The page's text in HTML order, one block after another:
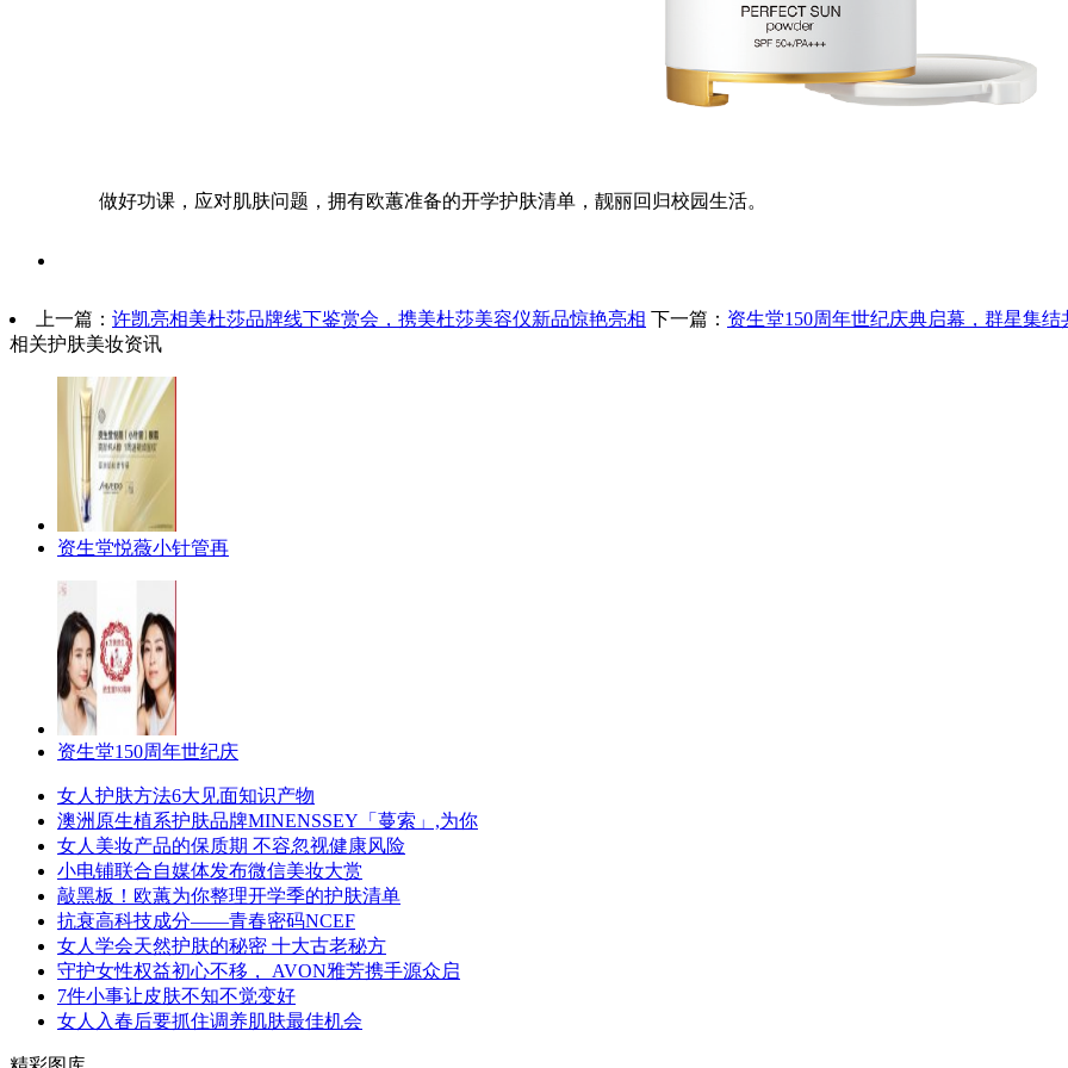
做好功课，应对肌肤问题，拥有欧蕙准备的开学护肤清单，靓丽回归校园生活。
上一篇： 许凯亮相美杜莎品牌线下鉴赏会，携美杜莎美容仪新品惊艳亮相 下一篇： 资生堂150周年世纪庆典启幕，群星集结
相关护肤美妆资讯
资生堂悦薇小针管再
资生堂150周年世纪庆
女人护肤方法6大见面知识产物
澳洲原生植系护肤品牌MINENSSEY「蔓索」,为你
女人美妆产品的保质期 不容忽视健康风险
小电铺联合自媒体发布微信美妆大赏
敲黑板！欧蕙为你整理开学季的护肤清单
抗衰高科技成分——青春密码NCEF
女人学会天然护肤的秘密 十大古老秘方
守护女性权益初心不移， AVON雅芳携手源众启
7件小事让皮肤不知不觉变好
女人入春后要抓住调养肌肤最佳机会